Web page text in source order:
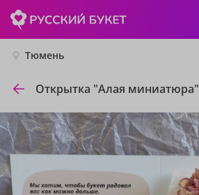
Тюмень
Открытка "Алая миниатюра"